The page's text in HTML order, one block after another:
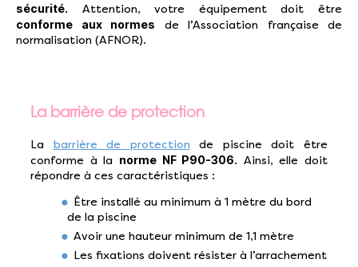
sécurité. Attention, votre équipement doit être
conforme aux normes de l’Association française de
normalisation (AFNOR).
La barrière de protection
La barrière de protection de piscine doit être
conforme à la norme NF P90-306. Ainsi, elle doit
répondre à ces caractéristiques :
Être installé au minimum à 1 mètre du bord
de la piscine
Avoir une hauteur minimum de 1,1 mètre
Les fixations doivent résister à l’arrachement